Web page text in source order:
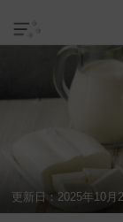
更新日： 2025年10月